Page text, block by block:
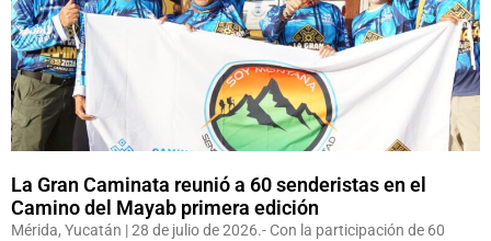
La Gran Caminata reunió a 60 senderistas en el
Camino del Mayab primera edición
Mérida, Yucatán | 28 de julio de 2026.- Con la participación de 60